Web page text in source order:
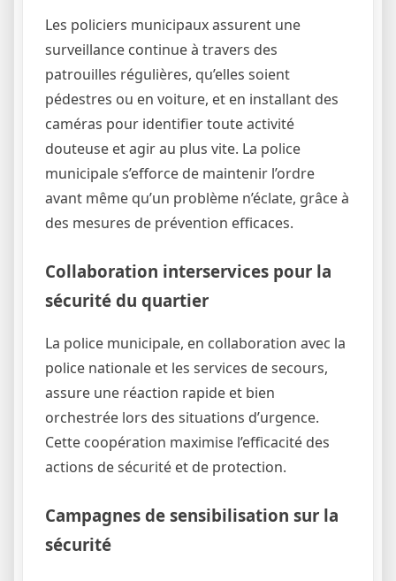
Les policiers municipaux assurent une
surveillance continue à travers des
patrouilles régulières, qu’elles soient
pédestres ou en voiture, et en installant des
caméras pour identifier toute activité
douteuse et agir au plus vite. La police
municipale s’efforce de maintenir l’ordre
avant même qu’un problème n’éclate, grâce à
des mesures de prévention efficaces.
Collaboration interservices pour la
sécurité du quartier
La police municipale, en collaboration avec la
police nationale et les services de secours,
assure une réaction rapide et bien
orchestrée lors des situations d’urgence.
Cette coopération maximise l’efficacité des
actions de sécurité et de protection.
Campagnes de sensibilisation sur la
sécurité